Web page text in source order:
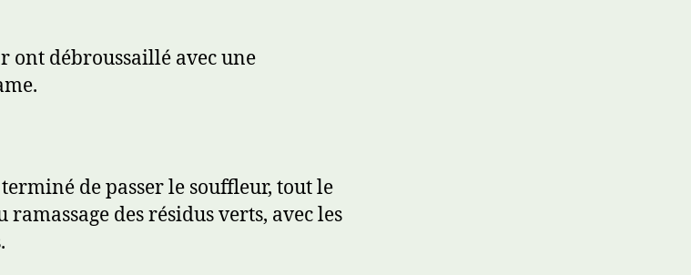
ont débroussaillé avec une
de passer le souffleur, tout le
des résidus verts, avec les